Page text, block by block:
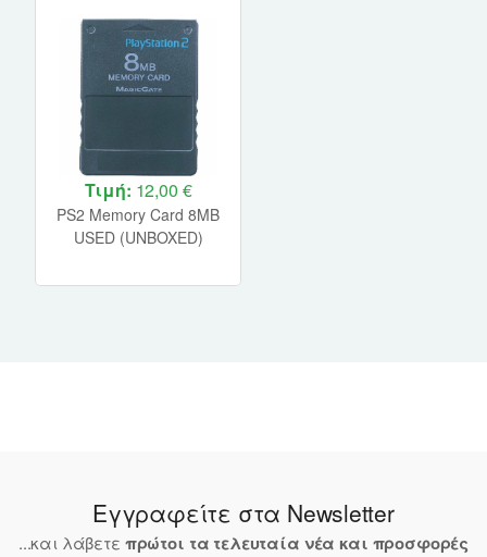
Τιμή: 12,00 €
PS2 Memory Card 8MB
USED (UNBOXED)
Εγγραφείτε στα Newsletter
...και λάβετε πρώτοι τα τελευταία νέα και προσφορές